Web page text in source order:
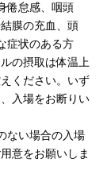
倦怠感、咽頭
膜の充血、頭
症状のある方
の摂取は体温上
ください。いず
入場をお断りい
ない場合の入場
意をお願いしま